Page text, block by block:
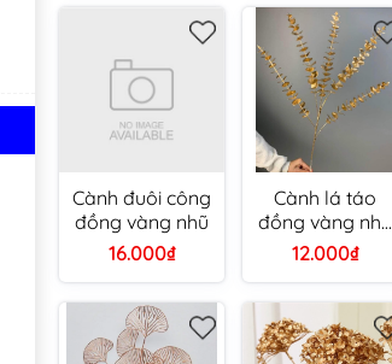
Cành đuôi công
đồng vàng nhũ
16.000₫
Cành lá táo
đồng vàng nhũ
5 nhánh trang trí
12.000₫